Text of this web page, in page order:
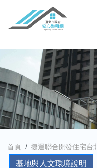
首頁 捷運聯合開發住宅台
基地與人文環境說明